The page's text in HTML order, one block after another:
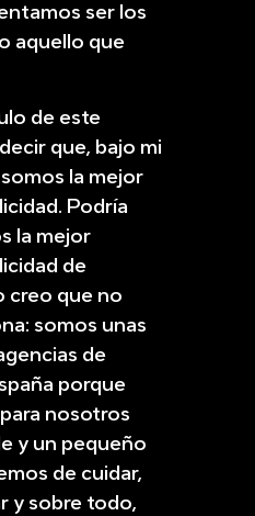
ser los
aquello que
de este
que, bajo mi
la mejor
Podría
la mejor
de
creo que no
somos unas
de
porque
nosotros
y un pequeño
de cuidar,
y sobre todo,